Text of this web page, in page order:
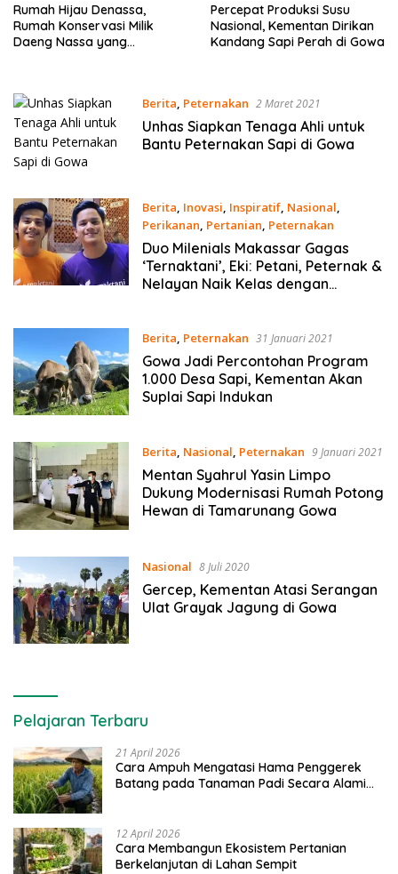
Rumah Hijau Denassa,
Rumah Konservasi Milik
Daeng Nassa yang
Percepat Produksi Susu
Nasional, Kementan Dirikan
Kandang Sapi Perah di Gowa
Berita, Peternakan 2 Maret 2021
Unhas Siapkan Tenaga Ahli untuk
Bantu Peternakan Sapi di Gowa
Berita, Inovasi, Inspiratif, Nasional,
Perikanan, Pertanian, Peternakan
11 Februari 2021
Duo Milenials Makassar Gagas
‘Ternaktani’, Eki: Petani, Peternak &
Nelayan Naik Kelas dengan
Berita, Peternakan 31 Januari 2021
Gowa Jadi Percontohan Program
1.000 Desa Sapi, Kementan Akan
Suplai Sapi Indukan
Berita, Nasional, Peternakan 9 Januari 2021
Mentan Syahrul Yasin Limpo
Dukung Modernisasi Rumah Potong
Hewan di Tamarunang Gowa
Nasional 8 Juli 2020
Gercep, Kementan Atasi Serangan
Ulat Grayak Jagung di Gowa
Pelajaran Terbaru
21 April 2026
Cara Ampuh Mengatasi Hama Penggerek
Batang pada Tanaman Padi Secara Alami
12 April 2026
Cara Membangun Ekosistem Pertanian
Berkelanjutan di Lahan Sempit